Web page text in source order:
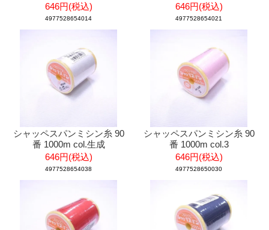
646円(税込)
4977528654014
646円(税込)
4977528654021
シャッペスパンミシン糸 90
番 1000m col.生成
646円(税込)
4977528654038
シャッペスパンミシン糸 90
番 1000m col.3
646円(税込)
4977528650030